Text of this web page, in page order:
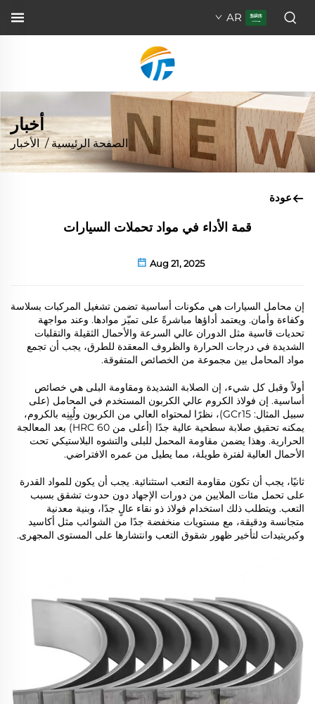
AR
أخبار
الصفحة الرئيسية / الأخبار
عودة
قمة الأداء في مواد تحملات السيارات
Aug 21, 2025
إن محامل السيارات هي مكونات أساسية تضمن تشغيل المركبات بسلاسة
وكفاءة وأمان. ويعتمد أداؤها مباشرةً على تميّز موادها. وعند مواجهة
تحديات قاسية مثل الدوران عالي السرعة والأحمال الثقيلة والتقلبات
الشديدة في درجات الحرارة والظروف المعقدة للطرق، يجب أن تجمع
مواد المحامل بين مجموعة من الخصائص المتفوقة.
أولاً وقبل كل شيء، إن الصلابة الشديدة ومقاومة البلى هي خصائص
أساسية. إن فولاذ الكروم عالي الكربون المستخدم في المحامل (على
سبيل المثال: GCr15)، نظرًا لمحتواه العالي من الكربون ولُبِنِه بالكروم،
يمكنه تحقيق صلابة سطحية عالية جدًا (أعلى من HRC 60) بعد المعالجة
الحرارية. وهذا يضمن مقاومة المحمل للبلى والتشوه البلاستيكي تحت
الأحمال العالية لفترة طويلة، مما يطيل من عمره الافتراضي.
ثانيًا، يجب أن تكون مقاومة التعب استثنائية. يجب أن يكون للمواد القدرة
على تحمل مئات الملايين من دورات الإجهاد دون حدوث تشقق بسبب
التعب. ويتطلب ذلك استخدام فولاذ ذو نقاء عالٍ جدًا، وبنية معدنية
متجانسة ودقيقة، مع مستويات منخفضة جدًا من الشوائب مثل أكاسيد
وكبريتيدات لتأخير ظهور شقوق التعب وانتشارها على المستوى المجهرى.